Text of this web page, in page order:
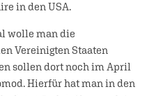
in den USA.
wolle man die
Vereinigten Staaten
sollen dort noch im April
Hierfür hat man in den